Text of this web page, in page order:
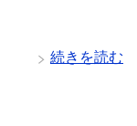
続きを読む